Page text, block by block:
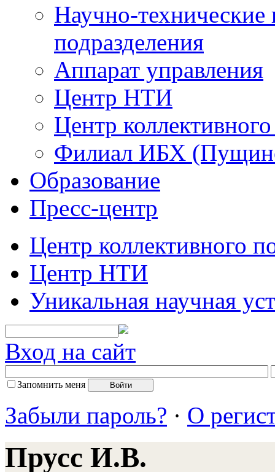
Научно-технические
подразделения
Аппарат управления
Центр НТИ
Центр
Филиал ИБХ
Образование
Пресс-центр
Центр коллективного
Центр НТИ
Уникальная научная
Вход на сайт
Запомнить меня
Забыли пароль? · О
Прусс И.В.